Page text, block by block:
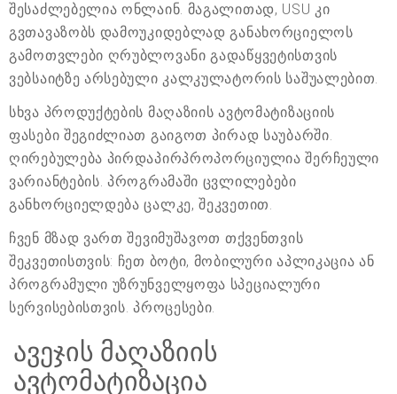
შესაძლებელია ონლაინ. მაგალითად, USU კი
გვთავაზობს დამოუკიდებლად განახორციელოს
გამოთვლები ღრუბლოვანი გადაწყვეტისთვის
ვებსაიტზე არსებული კალკულატორის საშუალებით.
სხვა პროდუქტების მაღაზიის ავტომატიზაციის
ფასები შეგიძლიათ გაიგოთ პირად საუბარში.
ღირებულება პირდაპირპროპორციულია შერჩეული
ვარიანტების. პროგრამაში ცვლილებები
განხორციელდება ცალკე, შეკვეთით.
ჩვენ მზად ვართ შევიმუშავოთ თქვენთვის
შეკვეთისთვის: ჩეთ ბოტი, მობილური აპლიკაცია ან
პროგრამული უზრუნველყოფა სპეციალური
სერვისებისთვის. პროცესები.
ავეჯის მაღაზიის
ავტომატიზაცია